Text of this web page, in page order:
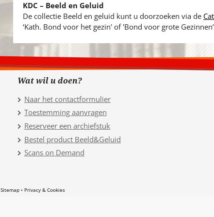
KDC – Beeld en Geluid
De collectie Beeld en geluid kunt u doorzoeken via de
‘Kath. Bond voor het gezin' of 'Bond voor grote
Wat wil u doen?
Naar het contactformulier
Toestemming aanvragen
Reserveer een archiefstuk
Bestel product Beeld&Geluid
Scans on Demand
Sitemap Privacy & Cookies